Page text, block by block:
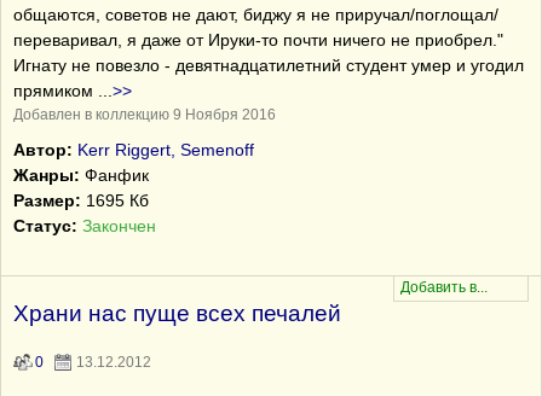
общаются, советов не дают, биджу я не приручал/поглощал/
переваривал, я даже от Ируки-то почти ничего не приобрел."
Игнату не повезло - девятнадцатилетний студент умер и угодил
прямиком
>>
Добавлен в коллекцию 9 Ноября 2016
Автор: Kerr Riggert, Semenoff
Жанры: Фанфик
Размер: 1695 Кб
Статус: Закончен
Храни нас пуще всех печалей
0 13.12.2012